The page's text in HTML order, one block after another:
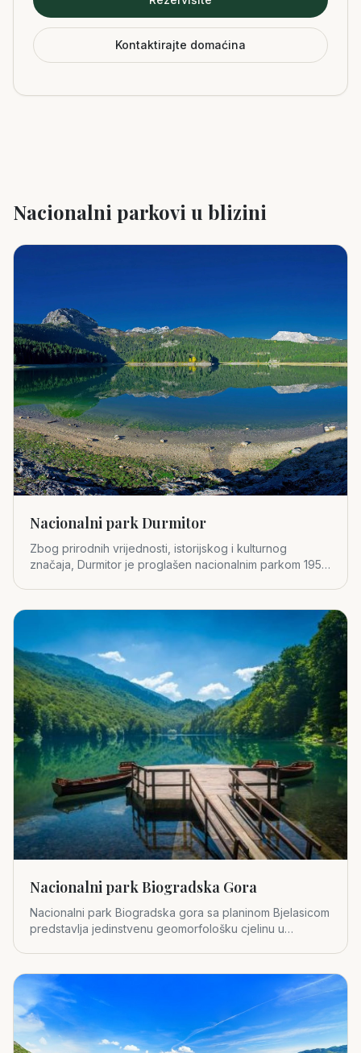
Kontaktirajte domaćina
Nacionalni parkovi u blizini
Nacionalni park Durmitor
Zbog prirodnih vrijednosti, istorijskog i kulturnog
značaja, Durmitor je proglašen nacionalnim parkom 1952.
Nacionalni park Biogradska Gora
Nacionalni park Biogradska gora sa planinom Bjelasicom
predstavlja jedinstvenu geomorfološku cjelinu u